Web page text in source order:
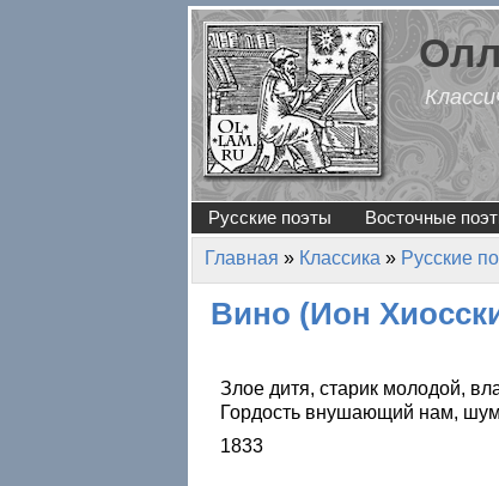
Перейти к основному содержанию
Русские поэты Восточные
Вы здесь
Главная » Классика » Русские
Вино (Ион
Злое дитя, старик молодой,
Гордость внушающий нам,
1833